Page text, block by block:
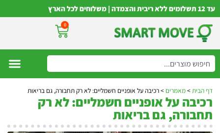
עד 12 תשלומים ללא ריבית והצמדה | משלוחים לכל הארץ
0
דף הבית >מאמרים >רכיבה על אופניים חשמליים: לא רק תחבורה, גם בריאות
רכיבה על אופניים חשמליים: לא רק
תחבורה, גם בריאות